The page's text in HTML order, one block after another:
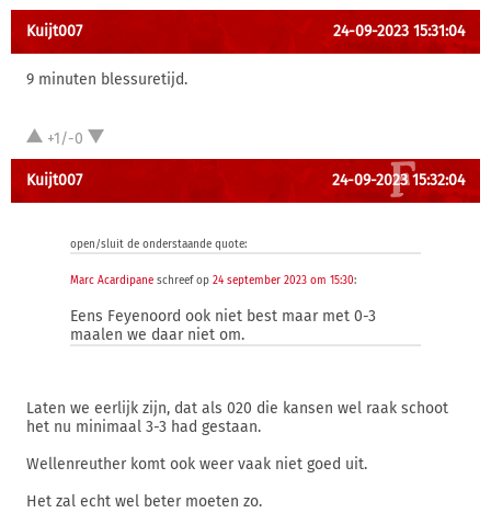
Kuijt007 24-09-2023 15:31:04
9 minuten blessuretijd.
+1/-0
Kuijt007 24-09-2023 15:32:04
open/sluit de onderstaande quote:
Marc Acardipane schreef op 24 september 2023 om 15:30:
Eens Feyenoord ook niet best maar met 0-3
maalen we daar niet om.
Laten we eerlijk zijn, dat als 020 die kansen wel raak schoot
het nu minimaal 3-3 had gestaan.
Wellenreuther komt ook weer vaak niet goed uit.
Het zal echt wel beter moeten zo.